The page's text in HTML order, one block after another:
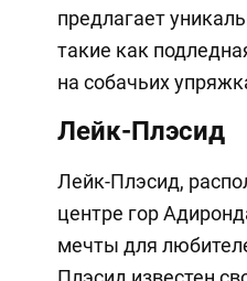
предлагает
такие как
на собачьих
Лейк-Плэсид
Лейк-Плэсид,
центре гор
мечты для